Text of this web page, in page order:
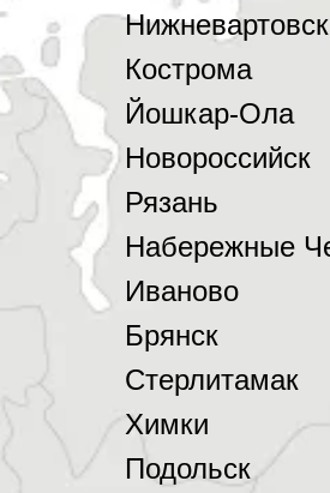
Нижневартовск
Кострома
Йошкар-Ола
Новороссийск
Рязань
Набережные
Иваново
Брянск
Стерлитамак
Химки
Подольск